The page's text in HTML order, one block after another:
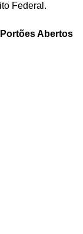
Federal.
Abertos